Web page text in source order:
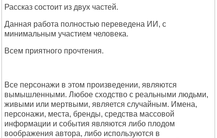
Рассказ состоит из двух частей.
Данная работа полностью переведена ИИ, с
минимальным участием человека.
Всем приятного прочтения.
Все персонажи в этом произведении, являются
вымышленными. Любое сходство с реальными людьми,
живыми или мертвыми, является случайным. Имена,
персонажи, места, бренды, средства массовой
информации и события являются либо плодом
воображения автора, либо используются в